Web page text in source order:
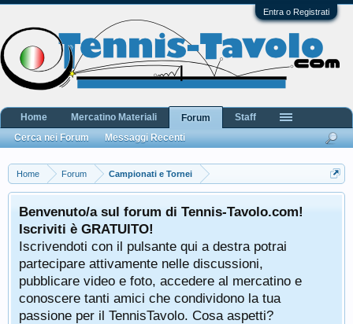
Entra o Registrati
Home Forum Campionati e Tornei
Benvenuto/a sul forum di Tennis-Tavolo.com!
Iscriviti è GRATUITO!
Iscrivendoti con il pulsante qui a destra potrai
partecipare attivamente nelle discussioni,
pubblicare video e foto, accedere al mercatino e
conoscere tanti amici che condividono la tua
passione per il TennisTavolo. Cosa aspetti?
Home Mercatino Materiali
Forum
Cerca nei Forum
Messaggi Recenti
Staff